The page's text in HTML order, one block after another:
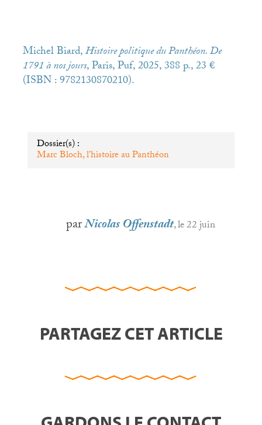
Michel Biard,Histoire politique du Panthéon. De
1791 à nos jours, Paris, Puf, 2025, 388 p., 23 €
(ISBN: 9782130870210).
Dossier(s) :
Marc Bloch, l’histoire au Panthéon
parNicolas Offenstadt, le 22 juin
PARTAGEZ CET ARTICLE